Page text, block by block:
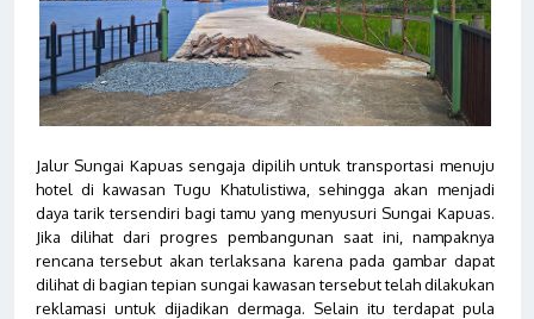
Jalur Sungai Kapuas sengaja dipilih untuk transportasi menuju
hotel di kawasan Tugu Khatulistiwa, sehingga akan menjadi
daya tarik tersendiri bagi tamu yang menyusuri Sungai Kapuas.
Jika dilihat dari progres pembangunan saat ini, nampaknya
rencana tersebut akan terlaksana karena pada gambar dapat
dilihat di bagian tepian sungai kawasan tersebut telah dilakukan
reklamasi untuk dijadikan dermaga. Selain itu terdapat pula